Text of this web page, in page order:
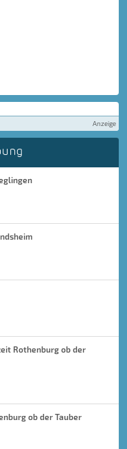
Anzeige
Rothenburg ob der
ob der Tauber